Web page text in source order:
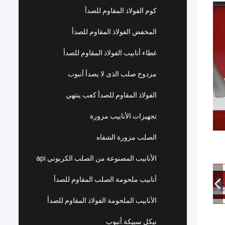
كوم الفولاذ المقاوم للصدأ
المخفض الفولاذ المقاوم للصدأ
غطاء أنابيب الفولاذ المقاوم للصدأ
مزدوج صلب الذى لا يصدأ أنبوب
الفولاذ المقاوم للصدأ كعب ينتهي
تجهيزات الأنابيب مزورة
الصلب مزورة الشفاه
الأنابيب المصنوعة من الصلب الكربوني api
أنابيب ملحومة الصلب المقاوم للصدأ
الأنابيب الملحومة الفولاذ المقاوم للصدأ
نيكل سبيكة أنبوب